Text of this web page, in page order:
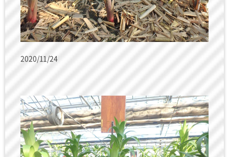
2020/11/24